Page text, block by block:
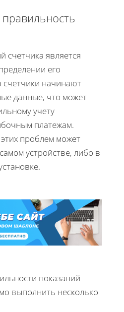
счетчика является
его
счетчики начинают
данные, что может
учету
платежам.
проблем может
устройстве, либо в
показаний
выполнить несколько